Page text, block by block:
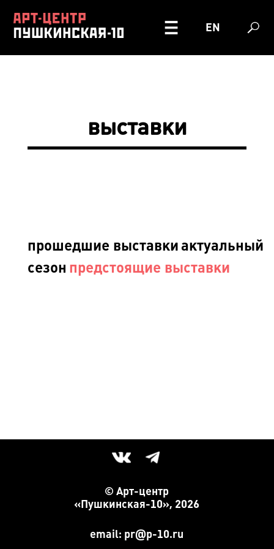
EN
выставки
прошедшие выставки актуальный
сезон предстоящие выставки
email: pr@p-10.ru
© Арт-центр
«Пушкинская-10», 2026